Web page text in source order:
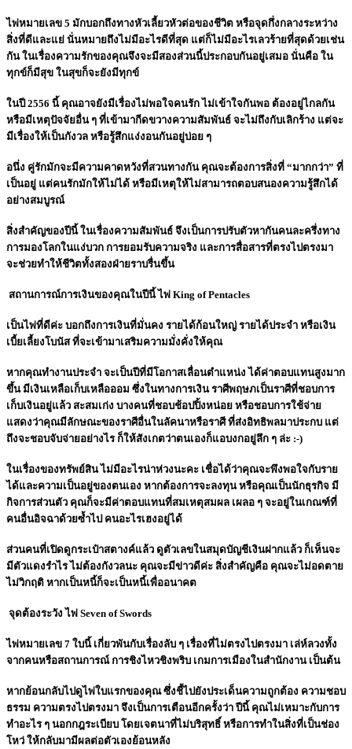
ไพ่หมายเลข 5 มักบอกถึงทางหัวเลี้ยวหัวต่อของชีวิต หรือจุดกึ่งกลางระหว่าง
สิ่งที่ดีและแย่ นั่นหมายถึงไม่มีอะไรดีที่สุด แต่ก็ไม่มีอะไรเลวร้ายที่สุดด้วยเช่น
กัน ในเรื่องความรักของคุณจึงจะมีสองส่วนนี้ประกอบกันอยู่เสมอ นั่นคือ ใน
ทุกข์ก็มีสุข ในสุขก็จะยังมีทุกข์
ในปี 2556 นี้ คุณอาจยังมีเรื่องไม่พอใจคนรัก ไม่เข้าใจกันพอ ต้องอยู่ไกลกัน
หรือมีเหตุปัจจัยอื่น ๆ ที่เข้ามากีดขวางความสัมพันธ์ จะไม่ถึงกับเลิกร้าง แต่จะ
มีเรื่องให้เป็นกังวล หรือรู้สึกแง่งอนกันอยู่บ่อย ๆ
อนึ่ง คู่รักมักจะมีความคาดหวังที่สวนทางกัน คุณจะต้องการสิ่งที่ “มากกว่า” ที่
เป็นอยู่ แต่คนรักมักให้ไม่ได้ หรือมีเหตุให้ไม่สามารถตอบสนองความรู้สึกได้
อย่างสมบูรณ์
สิ่งสำคัญของปีนี้ ในเรื่องความสัมพันธ์ จึงเป็นการปรับตัวหากันคนละครึ่งทาง
การมองโลกในแง่บวก การยอมรับความจริง และการสื่อสารที่ตรงไปตรงมา
จะช่วยทำให้ชีวิตทั้งสองฝ่ายราบรื่นขึ้น
สถานการณ์การเงินของคุณในปีนี้ ไพ่ King of Pentacles
เป็นไพ่ที่ดีค่ะ บอกถึงการเงินที่มั่นคง รายได้ก้อนใหญ่ รายได้ประจำ หรือเงิน
เบี้ยเลี้ยงโบนัส ที่จะเข้ามาเสริมความมั่งคั่งให้คุณ
หากคุณทำงานประจำ จะเป็นปีที่มีโอกาสเลื่อนตำแหน่ง ได้ค่าตอบแทนสูงมาก
ขึ้น มีเงินเหลือเก็บเหลือออม ซึ่งในทางการเงิน ราศีพฤษภเป็นราศีที่ชอบการ
เก็บเงินอยู่แล้ว สะสมเก่ง บางคนที่ชอบช้อปปิ้งหน่อย หรือชอบการใช้จ่าย
แสดงว่าคุณมีลักษณะของราศีอื่นในลัคนาหรือราศี ที่ส่งอิทธิพลมาประกบ แต่
ถึงจะชอบจับจ่ายอย่างไร ก็ให้สังเกตว่าตนเองก็แอบงกอยู่ลึก ๆ ล่ะ :-)
ในเรื่องของทรัพย์สิน ไม่มีอะไรน่าห่วงนะคะ เชื่อได้ว่าคุณจะพึงพอใจกับราย
ได้และความเป็นอยู่ของตนเอง หากต้องการจะลงทุน หรือคุณเป็นนักธุรกิจ มี
กิจการส่วนตัว คุณก็จะมีค่าตอบแทนที่สมเหตุสมผล เผลอ ๆ จะอยู่ในเกณฑ์ที่
คนอื่นอิจฉาด้วยซ้ำไป คนอะไรเฮงอยู่ได้
ส่วนคนที่เปิดดูกระเป๋าสตางค์แล้ว ดูตัวเลขในสมุดบัญชีเงินฝากแล้ว ก็เห็นจะ
มีตัวแดงรำไร ไม่ต้องกังวลนะ คุณจะมีข่าวดีค่ะ สิ่งสำคัญคือ คุณจะไม่อดตาย
ไม่วิกฤติ หากเป็นหนี้ก็จะเป็นหนี้เพื่ออนาคต
จุดต้องระวัง ไพ่ Seven of Swords
ไพ่หมายเลข 7 ใบนี้ เกี่ยวพันกับเรื่องลับ ๆ เรื่องที่ไม่ตรงไปตรงมา เล่ห์ลวงทั้ง
จากคนหรือสถานการณ์ การชิงไหวชิงพริบ เกมการเมืองในสำนักงาน เป็นต้น
หากย้อนกลับไปดูไพ่ใบแรกของคุณ ซึ่งชี้ไปยังประเด็นความถูกต้อง ความชอบ
ธรรม ความตรงไปตรงมา จึงเป็นการเตือนอีกครั้งว่า ปีนี้ คุณไม่เหมาะกับการ
ทำอะไร ๆ นอกกฎระเบียบ โดยเจตนาที่ไม่บริสุทธิ์ หรือการทำในสิ่งที่เป็นช่อง
โหว่ ให้กลับมามีผลต่อตัวเองย้อนหลัง